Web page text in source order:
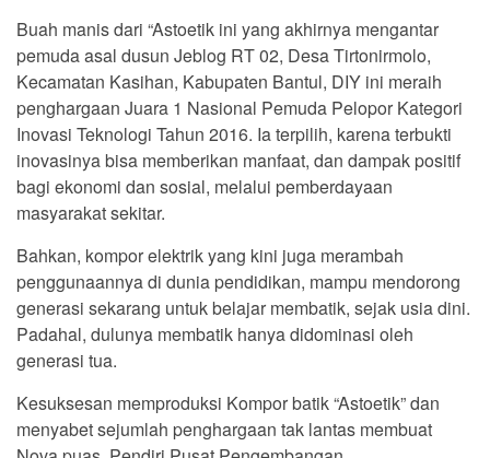
Buah manis dari “Astoetik ini yang akhirnya mengantar
pemuda asal dusun Jeblog RT 02, Desa Tirtonirmolo,
Kecamatan Kasihan, Kabupaten Bantul, DIY ini meraih
penghargaan Juara 1 Nasional Pemuda Pelopor Kategori
Inovasi Teknologi Tahun 2016. Ia terpilih, karena terbukti
inovasinya bisa memberikan manfaat, dan dampak positif
bagi ekonomi dan sosial, melalui pemberdayaan
masyarakat sekitar.
Bahkan, kompor elektrik yang kini juga merambah
penggunaannya di dunia pendidikan, mampu mendorong
generasi sekarang untuk belajar membatik, sejak usia dini.
Padahal, dulunya membatik hanya didominasi oleh
generasi tua.
Kesuksesan memproduksi Kompor batik “Astoetik” dan
menyabet sejumlah penghargaan tak lantas membuat